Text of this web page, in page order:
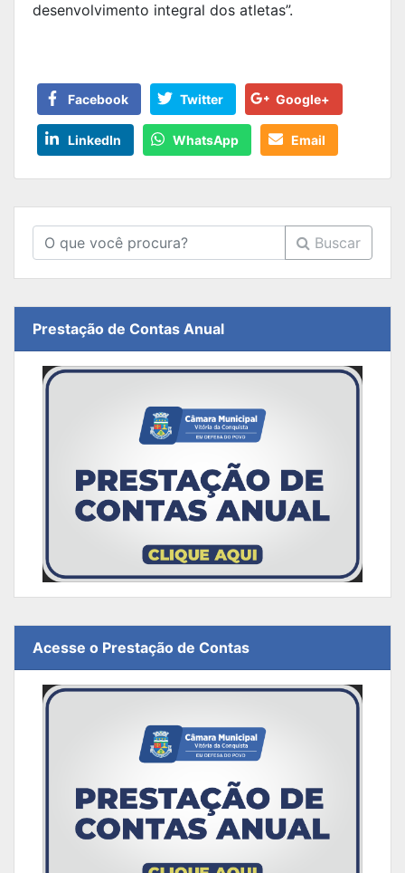
desenvolvimento integral dos atletas”.
Facebook Twitter Google+
LinkedIn WhatsApp Email
Buscar
Prestação de Contas Anual
Acesse o Prestação de Contas